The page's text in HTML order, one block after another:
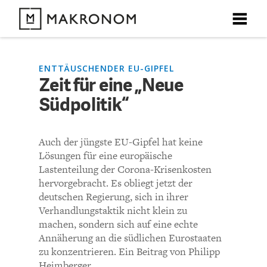
X
DEBATTEN
ARTIKEL
FEATURES
THEMEN
NEWSLETTER
ÜBER UNS
X
Unser kostenloser Newsletter informiert Sie über unsere
neuesten Beiträge.
X
X
ENTTÄUSCHENDER EU-GIPFEL
Zeit für eine „Neue
Südpolitik“
Auch der jüngste EU-Gipfel hat keine
Lösungen für eine europäische
Lastenteilung der Corona-Krisenkosten
hervorgebracht. Es obliegt jetzt der
deutschen Regierung, sich in ihrer
Verhandlungstaktik nicht klein zu
machen, sondern sich auf eine echte
Annäherung an die südlichen Eurostaaten
zu konzentrieren. Ein Beitrag von Philipp
X
KOMMENTARE ZU
Zeit für eine „Neue
KOMMENTIEREN (VIA EMAIL)
Richtlinien
Der aufmerksame Beobachter
Ich verstehe nicht, warum der Autor mit keiner Silbe auf